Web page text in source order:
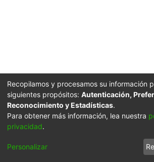
Recopilamos y procesamos su información
siguientes propósitos: Autenticación,
Reconocimiento y Estadísticas.
Para obtener más información, lea nuestra
privacidad.
Personalizar